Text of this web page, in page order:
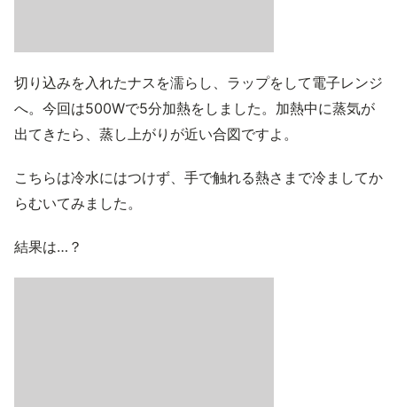
切り込みを入れたナスを濡らし、ラップをして電子レンジ
へ。今回は500Wで5分加熱をしました。加熱中に蒸気が
出てきたら、蒸し上がりが近い合図ですよ。
こちらは冷水にはつけず、手で触れる熱さまで冷ましてか
らむいてみました。
結果は…？